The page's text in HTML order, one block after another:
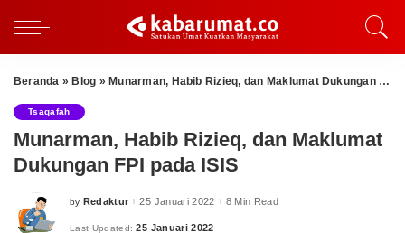
Beranda » Blog » Munarman, Habib Rizieq, dan Maklumat Dukungan FPI pada ISIS
Tsaqafah
Munarman, Habib Rizieq, dan Maklumat
Dukungan FPI pada ISIS
Posted
by Redaktur 25 Januari 2022 8 Min Read
Last Updated: 25 Januari 2022